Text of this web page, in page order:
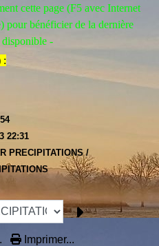
cette page (F5 avec Internet
pour bénéficier de la dernière
-
:
22:31
PRECIPITATIONS /
Imprimer...